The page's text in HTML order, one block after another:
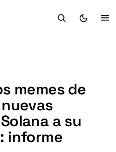
memes de
a su
informe